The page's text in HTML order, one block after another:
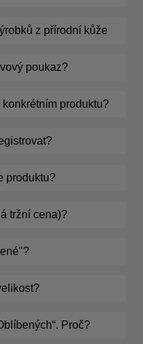
z přírodní kůže
poukaz?
produktu?
produktu?
tržní cena)?
Proč?